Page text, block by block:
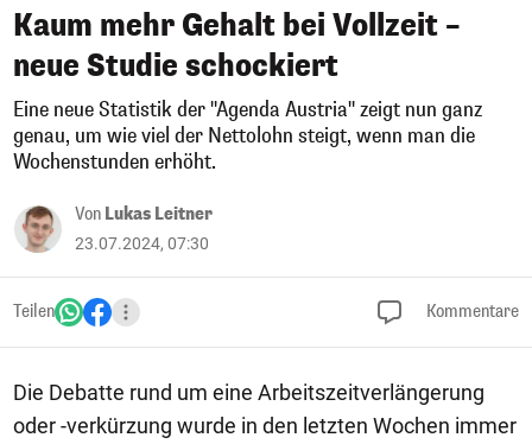
Kaum mehr Gehalt bei Vollzeit –
neue Studie schockiert
Eine neue Statistik der "Agenda Austria" zeigt nun ganz
genau, um wie viel der Nettolohn steigt, wenn man die
Wochenstunden erhöht.
Von Lukas Leitner
23.07.2024, 07:30
Teilen Kommentare
Die Debatte rund um eine Arbeitszeitverlängerung
oder -verkürzung wurde in den letzten Wochen immer